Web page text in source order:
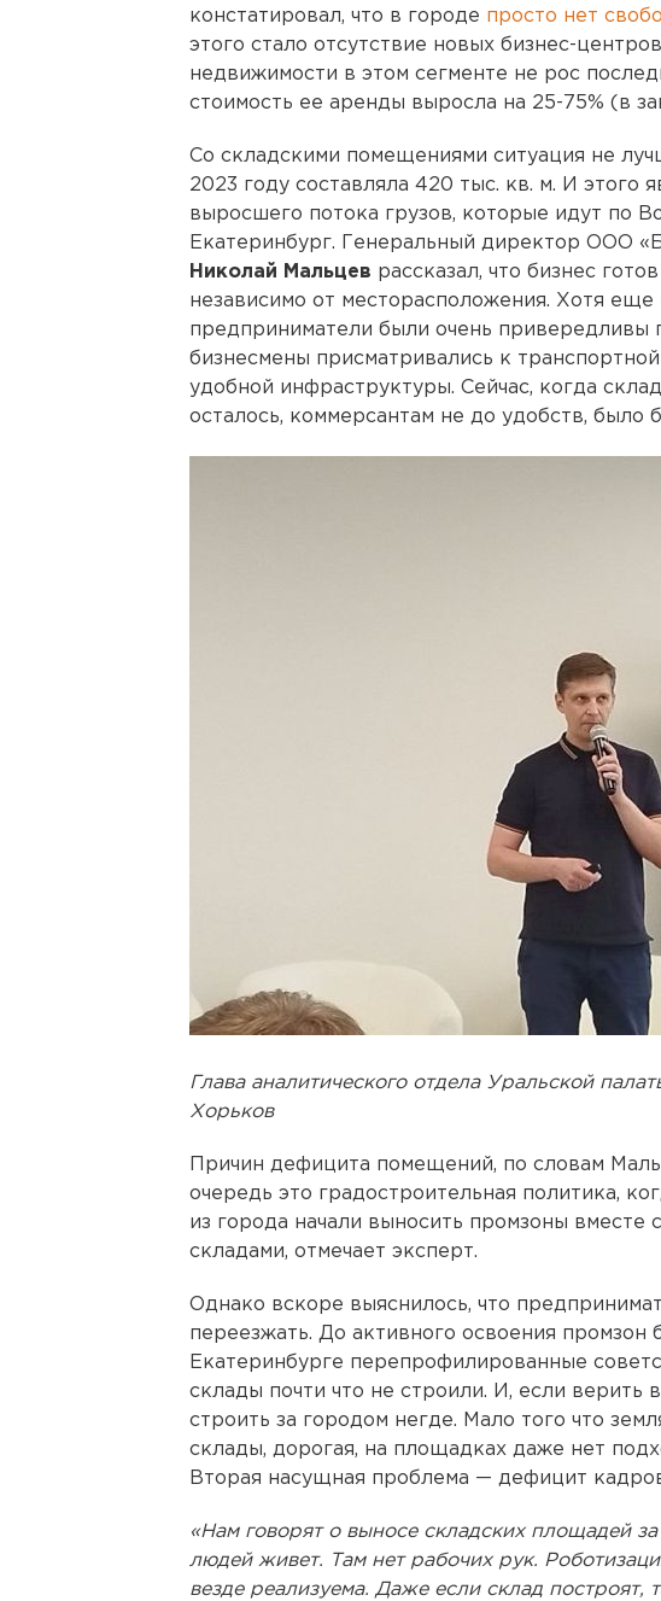
констатировал, что в городе просто нет
этого стало отсутствие новых бизнес-
недвижимости в этом сегменте не рос
стоимость ее аренды выросла на 25-75% (в
Со складскими помещениями ситуация не
2023 году составляла 420 тыс. кв. м. И этого
выросшего потока грузов, которые идут по
Екатеринбург. Генеральный директор ООО
Николай Мальцев рассказал, что бизнес
независимо от месторасположения. Хотя еще
предприниматели были очень
бизнесмены присматривались к
удобной инфраструктуры. Сейчас, когда
осталось, коммерсантам не до удобств, было
Глава аналитического отдела Уральской
Хорьков
Причин дефицита помещений, по словам
очередь это градостроительная политика,
из города начали выносить промзоны вместе
складами, отмечает эксперт.
Однако вскоре выяснилось, что
переезжать. До активного освоения промзон
Екатеринбурге перепрофилированные
склады почти что не строили. И, если верить
строить за городом негде. Мало того что
склады, дорогая, на площадках даже нет
Вторая насущная проблема — дефицит
«Нам говорят о выносе складских площадей
людей живет. Там нет рабочих рук.
везде реализуема. Даже если склад построят,